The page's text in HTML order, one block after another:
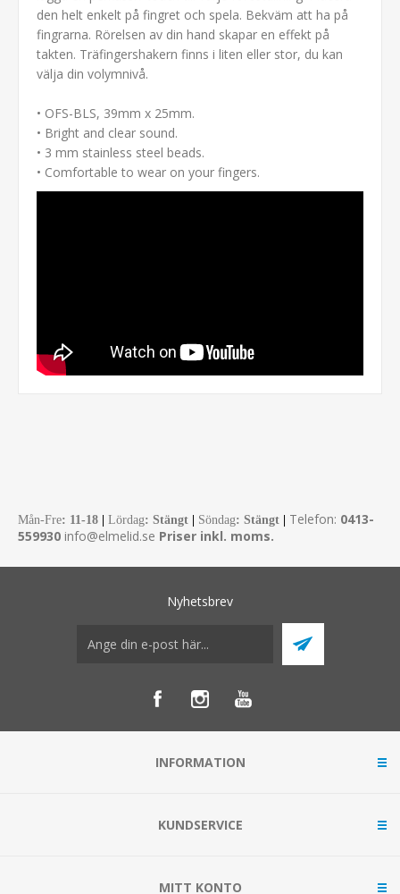
den helt enkelt på fingret och spela. Bekväm att ha på
fingrarna. Rörelsen av din hand skapar en effekt på
takten. Träfingershakern finns i liten eller stor, du kan
välja din volymnivå.
• OFS-BLS, 39mm x 25mm.
• Bright and clear sound.
• 3 mm stainless steel beads.
• Comfortable to wear on your fingers.
Mån-Fre: 11-18 | Lördag: Stängt | Söndag: Stängt | Telefon: 0413-
559930 info@elmelid.se Priser inkl. moms.
Nyhetsbrev
INFORMATION
KUNDSERVICE
MITT KONTO